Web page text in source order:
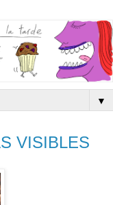
▼
VISIBLES